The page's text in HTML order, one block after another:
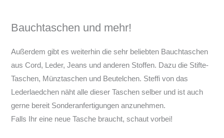
Bauchtaschen und mehr!
Außerdem gibt es weiterhin die sehr beliebten Bauchtaschen
aus Cord, Leder, Jeans und anderen Stoffen. Dazu die Stifte-
Taschen, Münztaschen und Beutelchen. Steffi von das
Lederlaedchen näht alle dieser Taschen selber und ist auch
gerne bereit Sonderanfertigungen anzunehmen.
Falls Ihr eine neue Tasche braucht, schaut vorbei!